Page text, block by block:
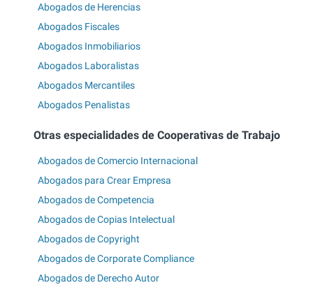
Abogados de Herencias
Abogados Fiscales
Abogados Inmobiliarios
Abogados Laboralistas
Abogados Mercantiles
Abogados Penalistas
Otras especialidades de Cooperativas de Trabajo
Abogados de Comercio Internacional
Abogados para Crear Empresa
Abogados de Competencia
Abogados de Copias Intelectual
Abogados de Copyright
Abogados de Corporate Compliance
Abogados de Derecho Autor